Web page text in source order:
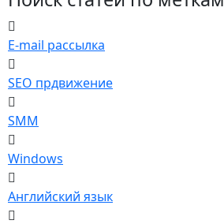
E-mail рассылка
SEO прдвижение
SMM
Windows
Английский язык